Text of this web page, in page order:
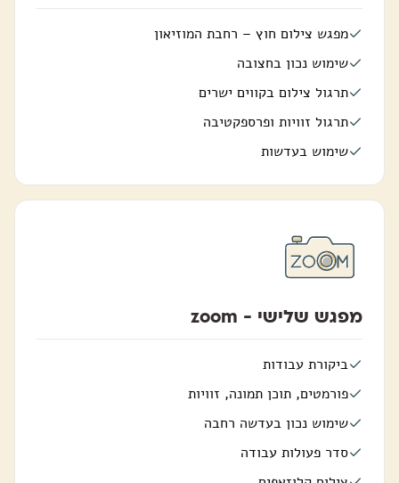
מפגש צילום חוץ – רחבת המוזיאון
שימוש נכון בחצובה
תרגול צילום בקווים ישרים
תרגול זוויות ופרספקטיבה
שימוש בעדשות
מפגש שלישי - zoom
ביקורת עבודות
פורמטים, תוכן תמונה, זוויות
שימוש נכון בעדשה רחבה
סדר פעולות עבודה